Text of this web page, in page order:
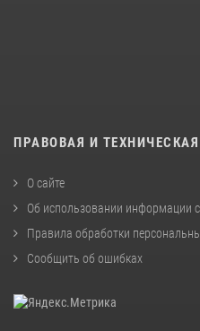
ПРАВОВАЯ И
О сайте
Об использовании информации
Правила обработки
Сообщить об ошибках